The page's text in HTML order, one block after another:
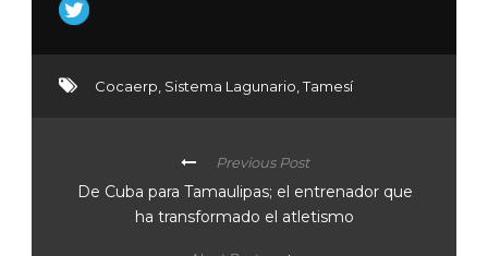
Cocaerp Sistema Lagunario Tamesí
Previous Post
De Cuba para Tamaulipas; el entrenador que
ha transformado el atletismo